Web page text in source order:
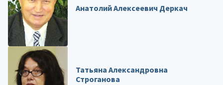
Анатолий Алексеевич Деркач
Татьяна Александровна
Строганова